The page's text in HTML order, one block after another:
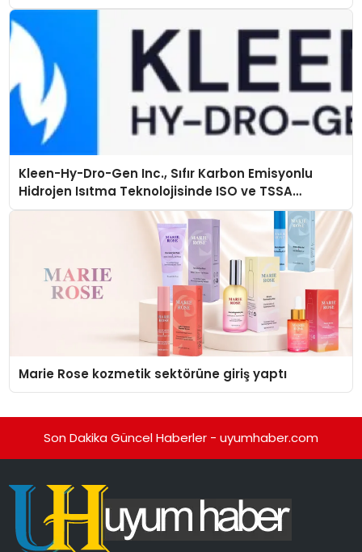
Kleen-Hy-Dro-Gen Inc., Sıfır Karbon Emisyonlu
Hidrojen Isıtma Teknolojisinde ISO ve TSSA
Düzenleyici Onaylarını Aldı
Marie Rose kozmetik sektörüne giriş yaptı
Son Dakika Güncel Haberler - uyumhaber.com